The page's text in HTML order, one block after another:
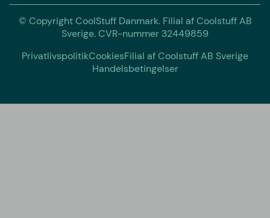
© Copyright CoolStuff Danmark. Filial af Coolstuff AB
Sverige. CVR-nummer 32449859
PrivatlivspolitikCookiesFilial af Coolstuff AB Sverige
Handelsbetingelser